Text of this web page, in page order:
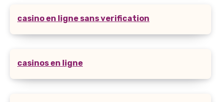
casino en ligne sans verification
casinos en ligne